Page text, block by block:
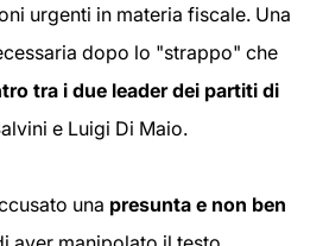
urgenti in materia fiscale. Una
dopo lo "strappo" che
tra i due leader dei partiti di
e Luigi Di Maio.
una presunta e non ben